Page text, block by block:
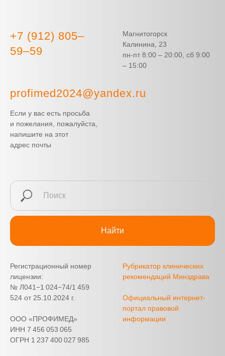
+7 (912) 805‒
59‒59
Магнитогорск
Калинина, 23
пн-пт 8:00 – 20:00, сб 9:00
– 15:00
profimed2024@yandex.ru
Если у вас есть просьба
и пожелания, пожалуйста,
напишите на этот
адрес почты
Найти
Регистрационный номер
лицензии:
№ Л041−1 024−74/1 459
524 от 25.10.2024 г.
ООО «ПРОФИМЕД»
ИНН 7 456 053 065
ОГРН 1 237 400 027 985
Рубрикатор клинических
рекомендаций Минздрава
Официальный интернет-
портал правовой
информации